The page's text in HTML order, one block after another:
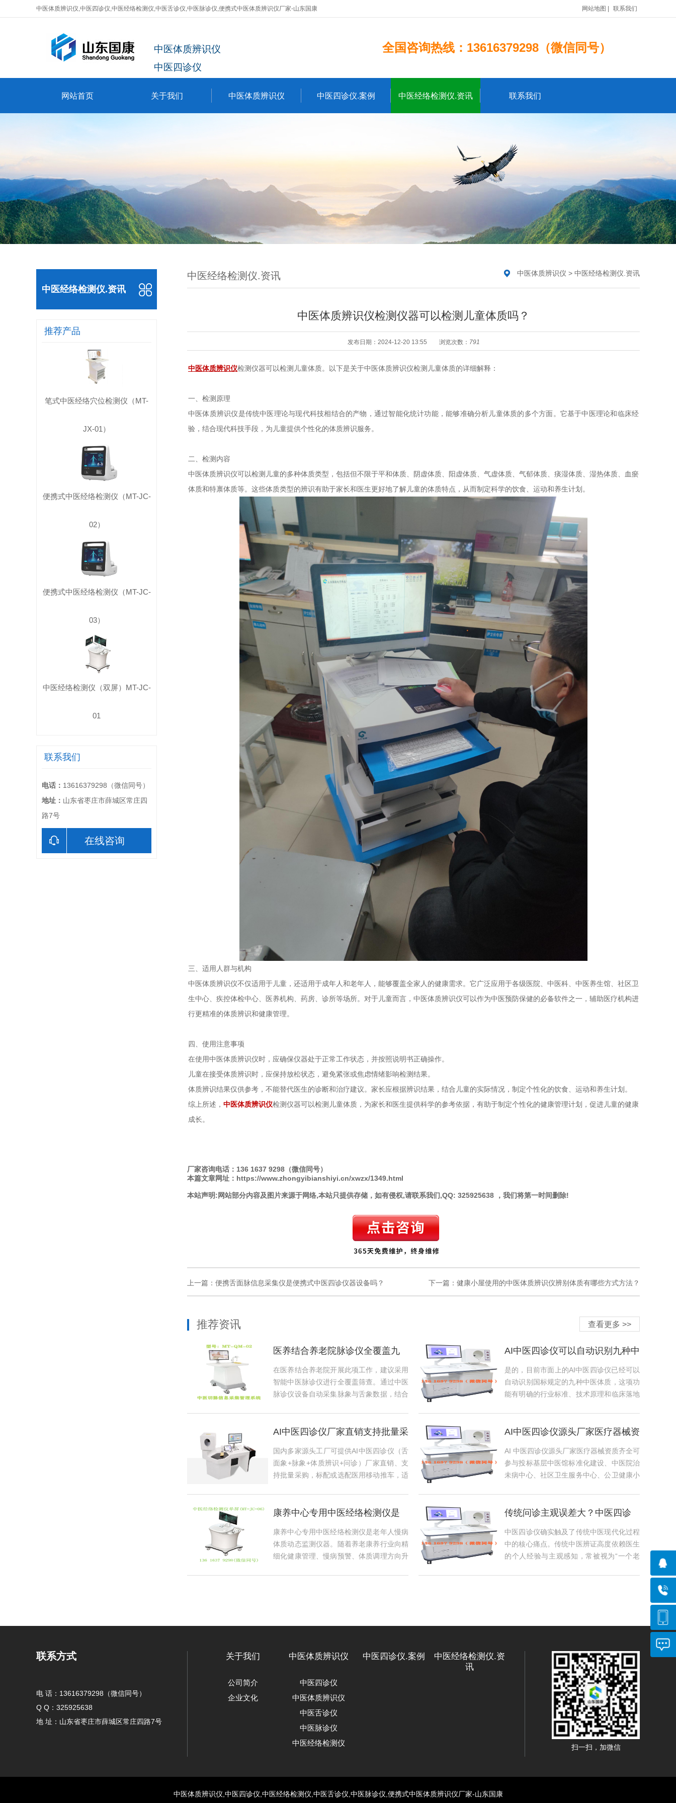
中医体质辨识仪,中医四诊仪,中医经络检测仪,中医舌诊仪,中医脉诊仪,便携式中医体质辨识仪厂家-山东国康 网站地图 联系我们
中医体质辨识仪
中医四诊仪
全国咨询热线：13616379298（微信同号）
网站首页 关于我们 中医体质辨识仪 中医四诊仪.案例 中医经络检测仪.资讯 联系我们
中医经络检测仪.资讯
推荐产品
笔式中医经络穴位检测仪（MT-
JX-01）
便携式中医经络检测仪（MT-JC-
02）
便携式中医经络检测仪（MT-JC-
03）
中医经络检测仪（双屏）MT-JC-
01
联系我们
电话： 13616379298（微信同号）
地址： 山东省枣庄市薛城区常庄四
路7号
在线咨询
中医体质辨识仪 > 中医经络检测仪.资讯
中医经络检测仪.资讯
中医体质辨识仪检测仪器可以检测儿童体质吗？
发布日期：2024-12-20 13:55 浏览次数： 791
中医体质辨识仪检测仪器可以检测儿童体质。以下是关于中医体质辨识仪检测儿童体质的详细解释：
一、检测原理
中医体质辨识仪是传统中医理论与现代科技相结合的产物，通过智能化统计功能，能够准确分析儿童体质的多个方面。它基于中医理论和临床经
验，结合现代科技手段，为儿童提供个性化的体质辨识服务。
二、检测内容
中医体质辨识仪可以检测儿童的多种体质类型，包括但不限于平和体质、阴虚体质、阳虚体质、气虚体质、气郁体质、痰湿体质、湿热体质、血瘀
体质和特禀体质等。这些体质类型的辨识有助于家长和医生更好地了解儿童的体质特点，从而制定科学的饮食、运动和养生计划。
三、适用人群与机构
中医体质辨识仪不仅适用于儿童，还适用于成年人和老年人，能够覆盖全家人的健康需求。它广泛应用于各级医院、中医科、中医养生馆、社区卫
生中心、疾控体检中心、医养机构、药房、诊所等场所。对于儿童而言，中医体质辨识仪可以作为中医预防保健的必备软件之一，辅助医疗机构进
行更精准的体质辨识和健康管理。
四、使用注意事项
在使用中医体质辨识仪时，应确保仪器处于正常工作状态，并按照说明书正确操作。
儿童在接受体质辨识时，应保持放松状态，避免紧张或焦虑情绪影响检测结果。
体质辨识结果仅供参考，不能替代医生的诊断和治疗建议。家长应根据辨识结果，结合儿童的实际情况，制定个性化的饮食、运动和养生计划。
综上所述， 中医体质辨识仪检测仪器可以检测儿童体质，为家长和医生提供科学的参考依据，有助于制定个性化的健康管理计划，促进儿童的健康
成长。
厂家咨询电话：136 1637 9298（微信同号）
本篇文章网址： https://www.zhongyibianshiyi.cn/xwzx/1349.html
本站声明:网站部分内容及图片来源于网络,本站只提供存储，如有侵权,请联系我们,QQ: 325925638 ，我们将第一时间删除!
上一篇：便携舌面脉信息采集仪是便携式中医四诊仪器设备吗？ 下一篇：健康小屋使用的中医体质辨识仪辨别体质有哪些方式方法？
查看更多 >>
推荐资讯
医养结合养老院脉诊仪全覆盖九
种中医体质建
在医养结合养老院开展此项工作，建议采用
智能中医脉诊仪进行全覆盖筛查。通过中医
脉诊仪设备自动采集脉象与舌象数据，结合
AI中医四诊仪可以自动识别九种中
医体质吗
是的，目前市面上的AI中医四诊仪已经可以
自动识别国标规定的九种中医体质，这项功
能有明确的行业标准、技术原理和临床落地
AI中医四诊仪厂家直销支持批量采
购配套移
国内多家源头工厂可提供AI中医四诊仪（舌
面象+脉象+体质辨识+问诊）厂家直销、支
持批量采购，标配或选配医用移动推车，适
AI中医四诊仪源头厂家医疗器械资
质齐全可
AI 中医四诊仪源头厂家医疗器械资质齐全可
参与投标基层中医馆标准化建设、中医院治
未病中心、社区卫生服务中心、公卫健康小
康养中心专用中医经络检测仪是
老年人慢病体
康养中心专用中医经络检测仪是老年人慢病
体质动态监测仪器。随着养老康养行业向精
细化健康管理、慢病预警、体质调理方向升
传统问诊主观误差大？中医四诊
仪实现标准化
中医四诊仪确实触及了传统中医现代化过程
中的核心痛点。传统中医辨证高度依赖医生
的个人经验与主观感知，常被视为“一个老
联系方式
电 话：13616379298（微信同号）
Q Q：325925638
地 址：山东省枣庄市薛城区常庄四路7号
关于我们
公司简介
企业文化
中医体质辨识仪
中医四诊仪
中医体质辨识仪
中医舌诊仪
中医脉诊仪
中医经络检测仪
中医四诊仪.案例
中医经络检测仪.资
讯
扫一扫，加微信
中医体质辨识仪,中医四诊仪,中医经络检测仪,中医舌诊仪,中医脉诊仪,便携式中医体质辨识仪厂家-山东国康